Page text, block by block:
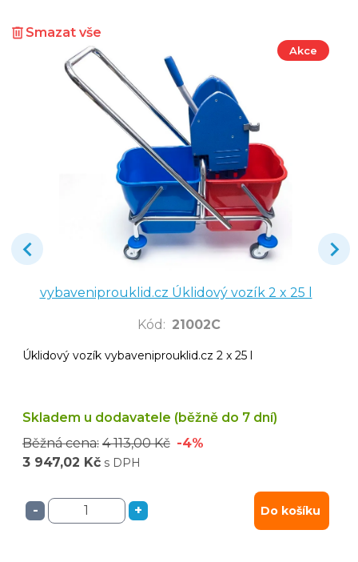
Smazat vše
Akce
vybaveniprouklid.cz Úklidový vozík 2 x 25 l
Kód : 21002C
Úklidový vozík vybaveniprouklid.cz 2 x 25 l
Skladem u dodavatele (běžně do 7 dní)
Běžná cena: 4 113,00 Kč -4%
3 947,02 Kč s DPH
- + Do košíku